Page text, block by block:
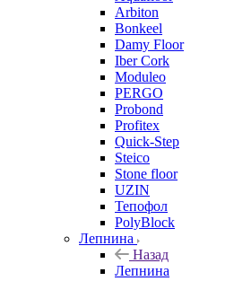
Arbiton
Bonkeel
Damy Floor
Iber Cork
Moduleo
PERGO
Probond
Profitex
Quick-Step
Steico
Stone floor
UZIN
Тепофол
PolyBlock
Лепнина
Назад
Лепнина